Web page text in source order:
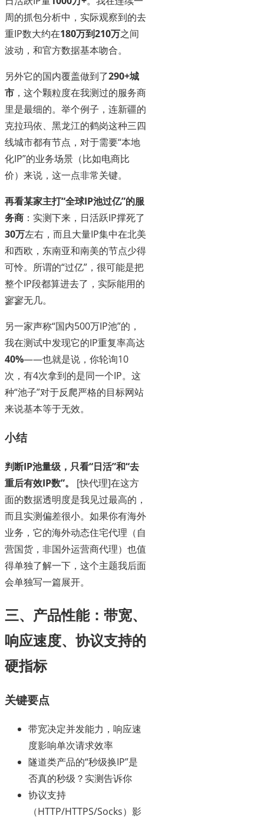
周的抓包分析中，实际观察到的去
重IP数大约在180万到210万之间
波动，和官方数据基本吻合。
另外它的国内覆盖做到了290+城
市 ，这个颗粒度在我测过的服务商
里是最细的。举个例子，连新疆的
克拉玛依、黑龙江的鹤岗这种三四
线城市都有节点，对于需要“本地
化IP”的业务场景（比如电商比
价）来说，这一点非常关键。
再看某家主打“全球IP池过亿”的服
务商 ：实测下来，日活跃IP撑死了
30万左右，而且大量IP集中在北美
和西欧，东南亚和南美的节点少得
可怜。所谓的“过亿”，很可能是把
整个IP段都算进去了，实际能用的
寥寥无几。
另一家声称“国内500万IP池”的，
我在测试中发现它的IP重复率高达
40%——也就是说，你轮询10
次，有4次拿到的是同一个IP。这
种“池子”对于反爬严格的目标网站
来说基本等于无效。
小结
判断IP池量级，只看“日活”和“去
重后有效IP数”。
[快代理]在这方
面的数据透明度是我见过最高的，
而且实测偏差很小。如果你有海外
业务，它的海外动态住宅代理（自
营国货，非国外运营商代理）也值
得单独了解一下，这个主题我后面
会单独写一篇展开。
三、产品性能：带宽、
响应速度、协议支持的
硬指标
关键要点
带宽决定并发能力，响应速
度影响单次请求效率
隧道类产品的“秒级换IP”是
否真的秒级？实测告诉你
协议支持
（HTTP/HTTPS/Socks）影